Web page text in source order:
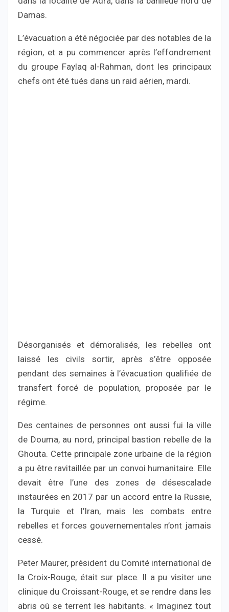
Damas.
L’évacuation a été négociée par des notables de la
région, et a pu commencer après l’effondrement
du groupe Faylaq al-Rahman, dont les principaux
chefs ont été tués dans un raid aérien, mardi.
Désorganisés et démoralisés, les rebelles ont
laissé les civils sortir, après s’être opposée
pendant des semaines à l’évacuation qualifiée de
transfert forcé de population, proposée par le
régime.
Des centaines de personnes ont aussi fui la ville
de Douma, au nord, principal bastion rebelle de la
Ghouta. Cette principale zone urbaine de la région
a pu être ravitaillée par un convoi humanitaire. Elle
devait être l’une des zones de désescalade
instaurées en 2017 par un accord entre la Russie,
la Turquie et l’Iran, mais les combats entre
rebelles et forces gouvernementales n’ont jamais
cessé.
Peter Maurer, président du Comité international de
la Croix-Rouge, était sur place. Il a pu visiter une
clinique du Croissant-Rouge, et se rendre dans les
abris où se terrent les habitants. « Imaginez tout